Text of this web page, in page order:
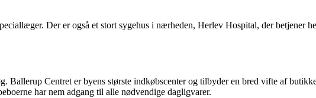
Der er også et stort sygehus i nærheden, Herlev Hospital, der betjener
Ballerup Centret er byens største indkøbscenter og tilbyder en bred vifte af
har nem adgang til alle nødvendige dagligvarer.